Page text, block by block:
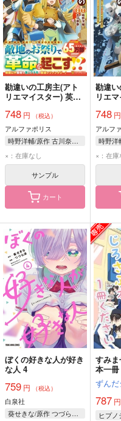
勘違いの工房主(アト
リエマイスター) 英雄
が、実は戦闘以外が
SSSランクだったとい
うよくある話 6
748 円 （税込）
アルファポリス
時野洋輔/原作 古川奈春/漫画 ゾウノセ/キャラクター原案
×：在庫なし
サンプル
カート
勘違
リエ
が、実
SSSラ
うよく
748 円
アルフ
×：在庫
ぼくの好きな人が好き
な人 4
759 円 （税込）
白泉社
葵せきな/原作 つづら涼/漫画
すみ
本一
ずん
787 円
ヒプノ